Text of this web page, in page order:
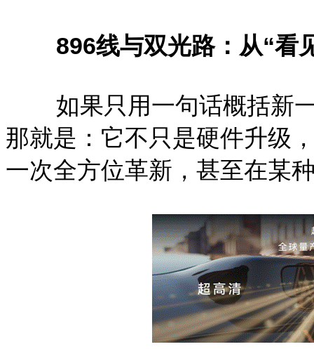
896线与双光路：从“看
如果只用一句话概括新一
那就是：它不只是硬件升级
一次全方位革新，甚至在某